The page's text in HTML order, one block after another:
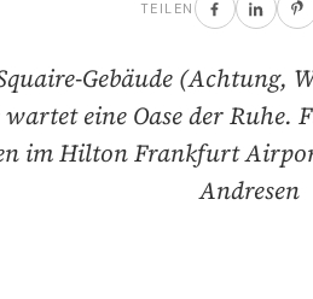
TEILEN
Gebäude (Achtung,
eine Oase der Ruhe.
im Hilton Frankfurt
Andresen